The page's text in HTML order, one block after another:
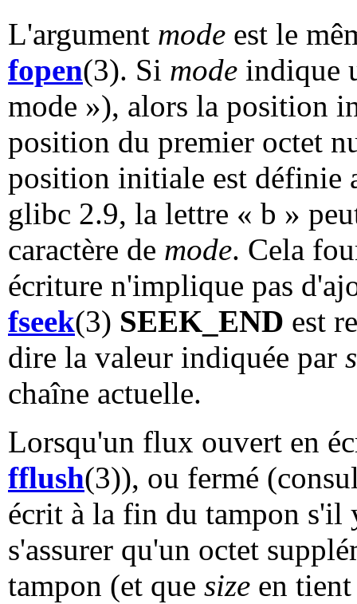
L'argument mode est le
fopen(3). Si mode indique
mode »), alors la position
position du premier octet
position initiale est définie
glibc 2.9, la lettre « b »
caractère de mode. Cela
écriture n'implique pas
fseek(3) SEEK_END est
dire la valeur indiquée par
chaîne actuelle.
Lorsqu'un flux ouvert en
fflush(3)), ou fermé
écrit à la fin du tampon s'il
s'assurer qu'un octet
tampon (et que size en